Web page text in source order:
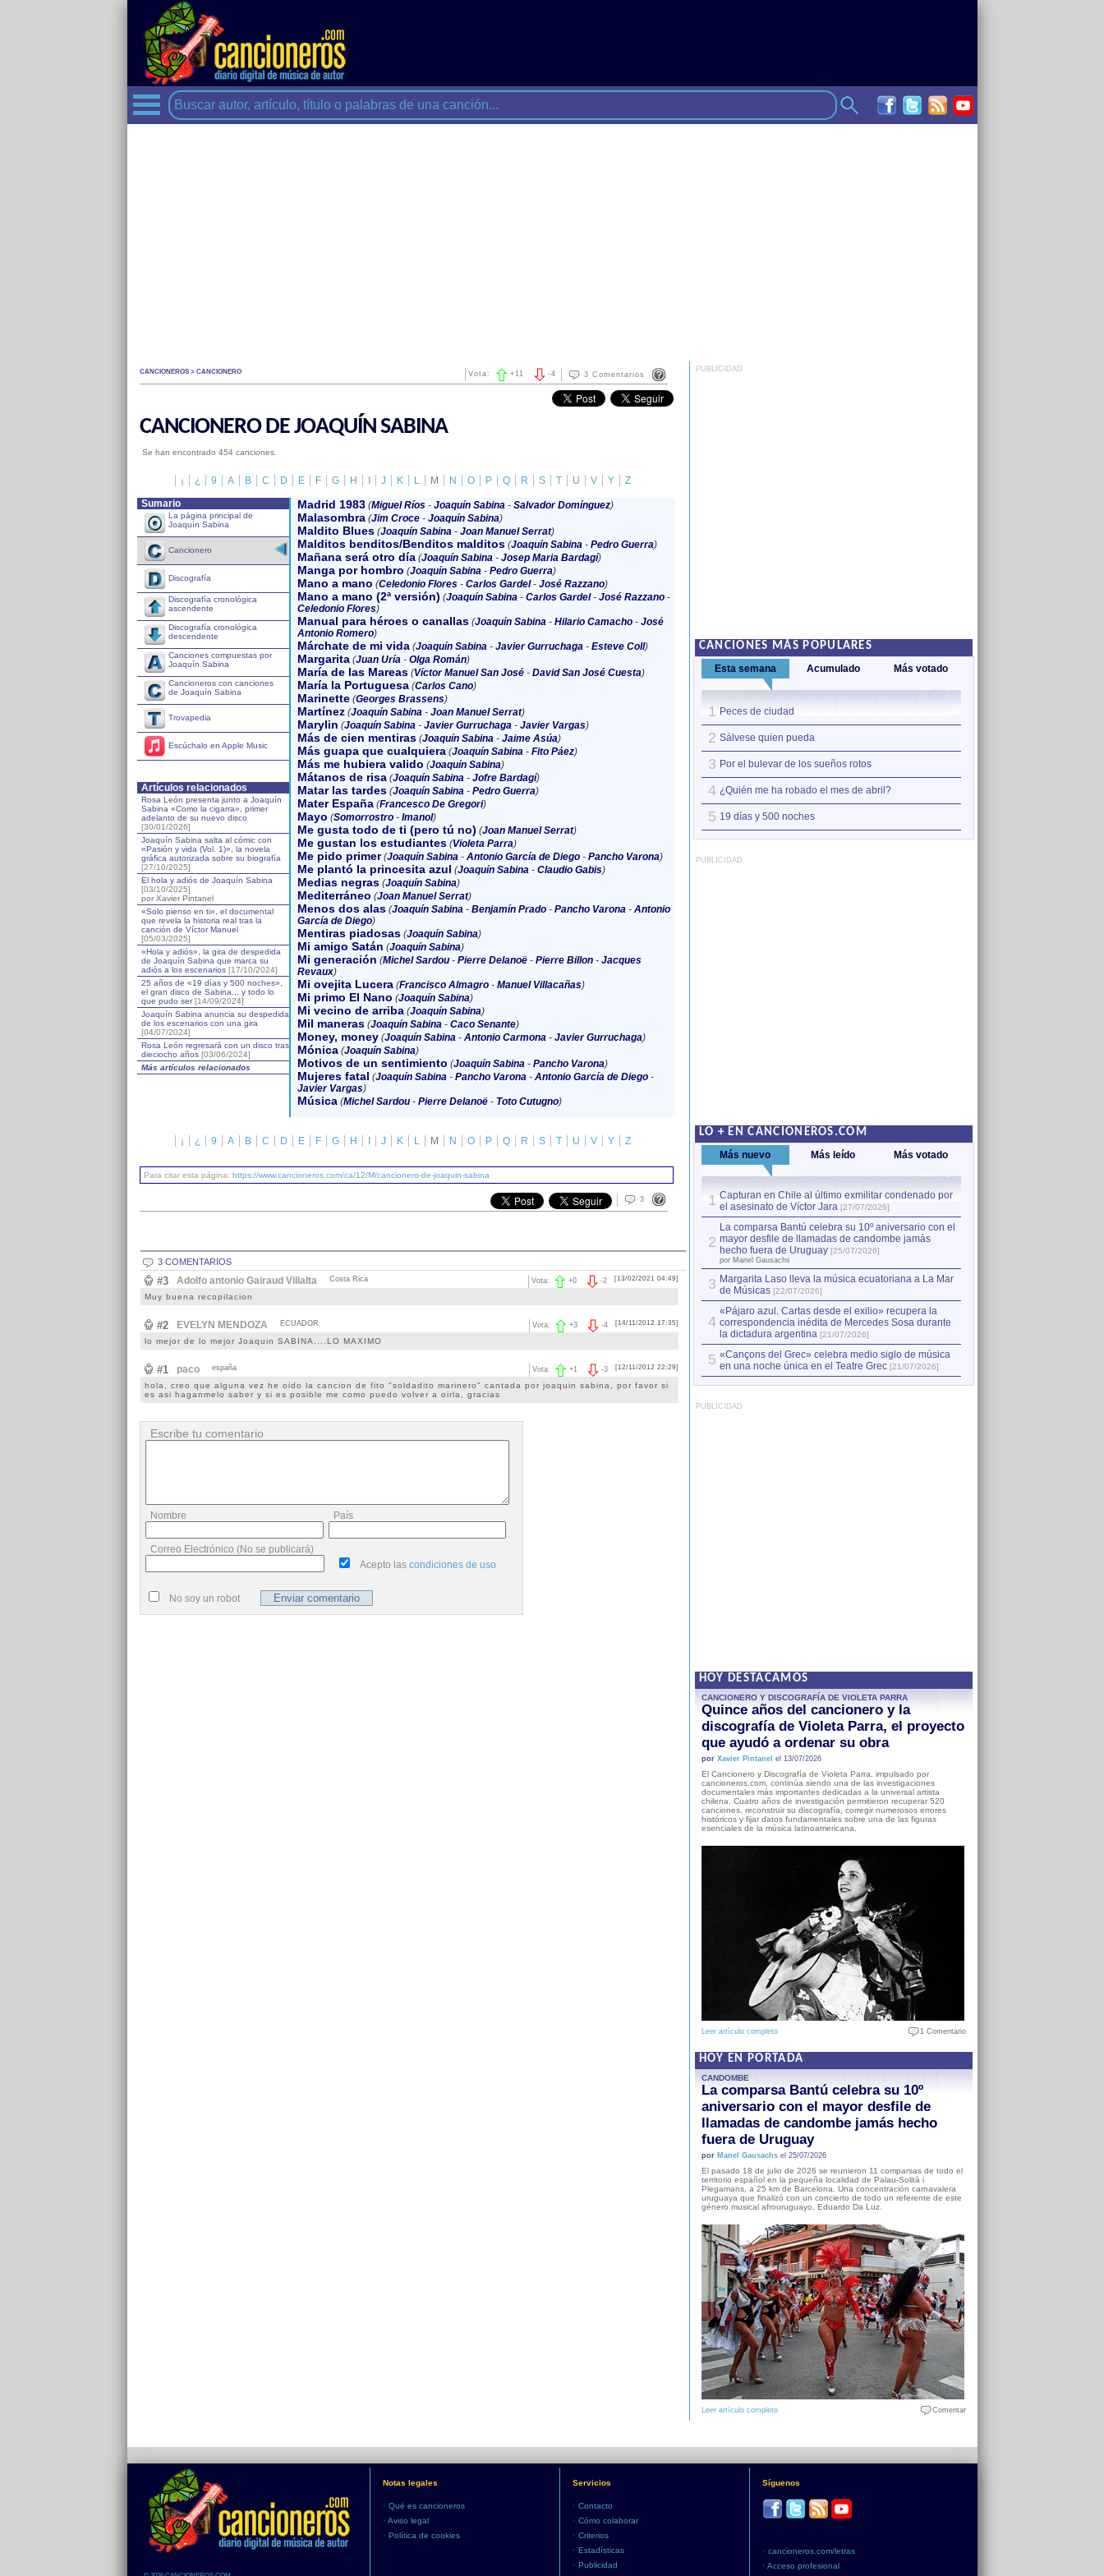
CANCIONEROS > CANCIONERO 3 Comentarios
-4
Vota: +11
CANCIONERO DE JOAQUÍN SABINA
Se han encontrado 454 canciones.
¡ ¿ 9 A B C D E F G H J K L M N O P Q R S T U V Y
Z
Sumario
La página principal de
Joaquín Sabina
Cancionero
Discografía
Discografía cronológica
ascendente
Discografía cronológica
descendente
Canciones compuestas por
Joaquín Sabina
Cancioneros con canciones
de Joaquín Sabina
Trovapedia
Escúchalo en Apple Music
Artículos relacionados
Rosa León presenta junto a Joaquín
Sabina «Como la cigarra», primer
adelanto de su nuevo disco
[30/01/2026]
Joaquín Sabina salta al cómic con
«Pasión y vida (Vol. 1)», la novela
gráfica autorizada sobre su biografía
[27/10/2025]
El hola y adiós de Joaquín Sabina
[03/10/2025]
por Xavier Pintanel
«Solo pienso en ti», el documental
que revela la historia real tras la
canción de Víctor Manuel
[05/03/2025]
«Hola y adiós», la gira de despedida
de Joaquín Sabina que marca su
adiós a los escenarios [17/10/2024]
25 años de «19 días y 500 noches»,
el gran disco de Sabina... y todo lo
que pudo ser[14/09/2024]
Joaquín Sabina anuncia su despedida
de los escenarios con una gira
[04/07/2024]
Rosa León regresará con un disco tras
dieciocho años [03/06/2024]
Más artículos relacionados
Madrid 1983 (Miguel Ríos- Joaquín Sabina- Salvador Domínguez)
Malasombra (Jim Croce- Joaquín Sabina)
Maldito Blues (Joaquín Sabina- Joan Manuel Serrat)
Malditos benditos/Benditos malditos (Joaquín Sabina- Pedro Guerra)
Mañana será otro día (Joaquín Sabina- Josep Maria Bardagí)
Manga por hombro (Joaquín Sabina- Pedro Guerra)
Mano a mano (Celedonio Flores- Carlos Gardel- José Razzano)
Mano a mano (2ª versión) (Joaquín Sabina- Carlos Gardel- José Razzano-
Celedonio Flores)
Manual para héroes o canallas (Joaquín Sabina- Hilario Camacho- José
Antonio Romero)
Márchate de mi vida (Joaquín Sabina- Javier Gurruchaga- Esteve Coll)
Margarita (Juan Uría- Olga Román)
María de las Mareas (Víctor Manuel San José- David San José Cuesta)
María la Portuguesa (Carlos Cano)
Marinette (Georges Brassens)
Martínez (Joaquín Sabina- Joan Manuel Serrat)
Marylin (Joaquín Sabina- Javier Gurruchaga- Javier Vargas)
Más de cien mentiras (Joaquín Sabina- Jaime Asúa)
Más guapa que cualquiera (Joaquín Sabina- Fito Páez)
Más me hubiera valido (Joaquín Sabina)
Mátanos de risa (Joaquín Sabina- Jofre Bardagí)
Matar las tardes (Joaquín Sabina- Pedro Guerra)
Mater España (Francesco De Gregori)
Mayo (Somorrostro- Imanol)
Me gusta todo de ti (pero tú no) (Joan Manuel Serrat)
Me gustan los estudiantes (Violeta Parra)
Me pido primer (Joaquín Sabina- Antonio García de Diego- Pancho Varona)
Me plantó la princesita azul (Joaquín Sabina- Claudio Gabis)
Medias negras (Joaquín Sabina)
Mediterráneo (Joan Manuel Serrat)
Menos dos alas (Joaquín Sabina- Benjamín Prado- Pancho Varona- Antonio
García de Diego)
Mentiras piadosas (Joaquín Sabina)
Mi amigo Satán (Joaquín Sabina)
Mi generación (Michel Sardou- Pierre Delanoë- Pierre Billon- Jacques
Revaux)
Mi ovejita Lucera (Francisco Almagro- Manuel Villacañas)
Mi primo El Nano (Joaquín Sabina)
Mi vecino de arriba (Joaquín Sabina)
Mil maneras (Joaquín Sabina- Caco Senante)
Money, money (Joaquín Sabina- Antonio Carmona- Javier Gurruchaga)
Mónica (Joaquín Sabina)
Motivos de un sentimiento (Joaquín Sabina- Pancho Varona)
Mujeres fatal (Joaquín Sabina- Pancho Varona- Antonio García de Diego-
Javier Vargas)
Música (Michel Sardou- Pierre Delanoë- Toto Cutugno)
¡ ¿ 9 A B C D E F G H J K L M N O P Q R S T U V Y Z
Para citar esta página: https://www.cancioneros.com/ca/12/M/cancionero-de-joaquin-sabina
3
3 COMENTARIOS
#3 Adolfo antonio Gairaud Villalta Costa Rica [13/02/2021 04:49]
-2
Vota: +0
Muy buena recopilacion
#2 EVELYN MENDOZA ECUADOR [14/11/2012 17:35]
-4
Vota: +3
lo mejor de lo mejor Joaquin SABINA....LO MAXIMO
#1 paco españa [12/11/2012 22:29]
-3
Vota: +1
hola, creo que alguna vez he oido la cancion de fito "soldadito marinero" cantada por joaquin sabina, por favor si
es asi haganmelo saber y si es posible me como puedo volver a oirla, gracias
Escribe tu comentario
Nombre País
Correo Electrónico (No se publicará)
Acepto las condiciones de uso
No soy un robot
PUBLICIDAD
CANCIONES MÁS POPULARES
Esta semana Acumulado Más votado
1 Peces de ciudad
2 Sálvese quien pueda
3 Por el bulevar de los sueños rotos
4 ¿Quién me ha robado el mes de abril?
5 19 días y 500 noches
PUBLICIDAD
LO + EN CANCIONEROS.COM
Más nuevo Más leído Más votado
1 Capturan en Chile al último exmilitar condenado por
el asesinato de Víctor Jara [27/07/2026]
2
La comparsa Bantú celebra su 10º aniversario con el
mayor desfile de llamadas de candombe jamás
hecho fuera de Uruguay [25/07/2026]
por Manel Gausachs
3 Margarita Laso lleva la música ecuatoriana a La Mar
de Músicas [22/07/2026]
4
«Pájaro azul. Cartas desde el exilio» recupera la
correspondencia inédita de Mercedes Sosa durante
la dictadura argentina [21/07/2026]
5 «Cançons del Grec» celebra medio siglo de música
en una noche única en el Teatre Grec [21/07/2026]
PUBLICIDAD
HOY DESTACAMOS
CANCIONERO Y DISCOGRAFÍA DE VIOLETA PARRA
Quince años del cancionero y la
discografía de Violeta Parra, el proyecto
que ayudó a ordenar su obra
por Xavier Pintanel el 13/07/2026
El Cancionero y Discografía de Violeta Parra, impulsado por
cancioneros.com, continúa siendo una de las investigaciones
documentales más importantes dedicadas a la universal artista
chilena. Cuatro años de investigación permitieron recuperar 520
canciones, reconstruir su discografía, corregir numerosos errores
históricos y fijar datos fundamentales sobre una de las figuras
esenciales de la música latinoamericana.
Leer artículo completo 1 Comentario
HOY EN PORTADA
CANDOMBE
La comparsa Bantú celebra su 10º
aniversario con el mayor desfile de
llamadas de candombe jamás hecho
fuera de Uruguay
por Manel Gausachsel 25/07/2026
El pasado 18 de julio de 2026 se reunieron 11 comparsas de todo el
territorio español en la pequeña localidad de Palau-Solità i
Plegamans, a 25 km de Barcelona. Una concentración carnavalera
uruguaya que finalizó con un concierto de todo un referente de este
género musical afrouruguayo, Eduardo Da Luz.
Leer artículo completo Comentar
Notas legales
• Qué es cancioneros
• Aviso legal
• Política de cookies
Servicios
• Contacto
• Cómo colaborar
• Criterios
• Estadísticas
• Publicidad
Síguenos
• cancioneros.com/letras
• Acceso profesional